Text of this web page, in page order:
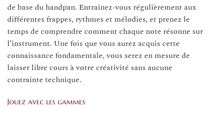
de base du handpan. Entraînez-vous régulièrement aux
différentes frappes, rythmes et mélodies, et prenez le
temps de comprendre comment chaque note résonne sur
l’instrument. Une fois que vous aurez acquis cette
connaissance fondamentale, vous serez en mesure de
laisser libre cours à votre créativité sans aucune
contrainte technique.
Jouez avec les gammes